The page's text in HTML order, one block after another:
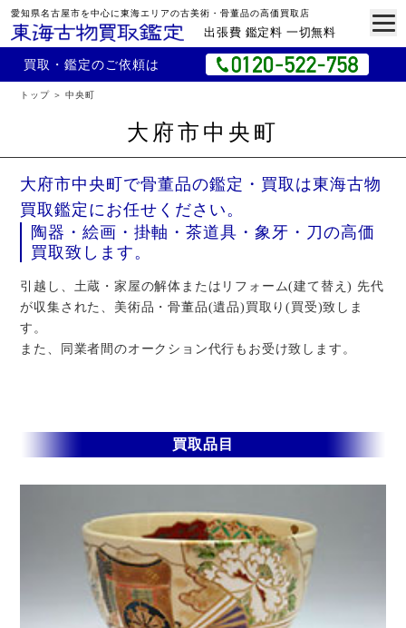
愛知県名古屋市を中心に東海エリアの古美術・骨董品の高価買取店
出張費 鑑定料 一切無料
買取・鑑定のご依頼は
トップ 中央町
大府市中央町
大府市中央町で骨董品の鑑定・買取は東海古物
買取鑑定にお任せください。
陶器・絵画・掛軸・茶道具・象牙・刀の高価
買取致します。
引越し、土蔵・家屋の解体またはリフォーム(建て替え) 先代
が収集された、美術品・骨董品(遺品)買取り(買受)致しま
す。
また、同業者間のオークション代行もお受け致します。
買取品目